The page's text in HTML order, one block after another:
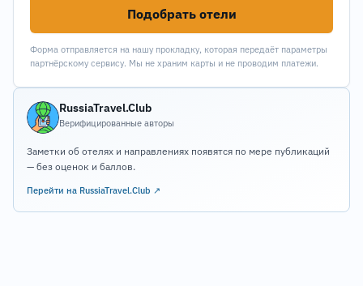
Подобрать отели
Форма отправляется на нашу прокладку, которая передаёт параметры
партнёрскому сервису. Мы не храним карты и не проводим платежи.
RussiaTravel.Club
Верифицированные авторы
Заметки об отелях и направлениях появятся по мере публикаций
— без оценок и баллов.
Перейти на RussiaTravel.Club ↗